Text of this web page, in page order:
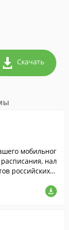
Скачать
мобильног
нал
российских ж